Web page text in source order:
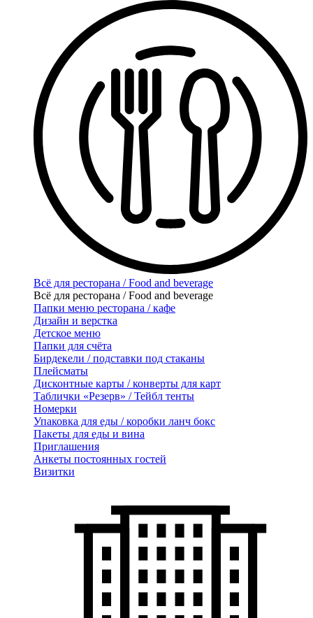
Всё для ресторана / Food and beverage
Всё для ресторана / Food and beverage
Папки меню ресторана / кафе
Дизайн и верстка
Детское меню
Папки для счёта
Бирдекели / подставки под стаканы
Плейсматы
Дисконтные карты / конверты для карт
Таблички «Резерв» / Тейбл тенты
Номерки
Упаковка для еды / коробки ланч бокс
Пакеты для еды и вина
Приглашения
Анкеты постоянных гостей
Визитки